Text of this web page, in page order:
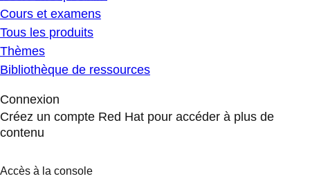
Cours et examens
Tous les produits
Thèmes
Bibliothèque de ressources
Connexion
Créez un compte Red Hat pour accéder à plus de
contenu
Accès à la console